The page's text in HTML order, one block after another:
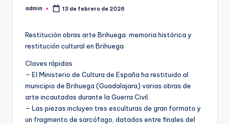
Publicado
admin 13 de febrero de 2026
Restitución obras arte Brihuega: memoria histórica y
restitución cultural en Brihuega
Claves rápidas
– El Ministerio de Cultura de España ha restituido al
municipio de Brihuega (Guadalajara) varias obras de
arte incautadas durante la Guerra Civil.
– Las piezas incluyen tres esculturas de gran formato y
un fragmento de sarcófago, datados entre finales del